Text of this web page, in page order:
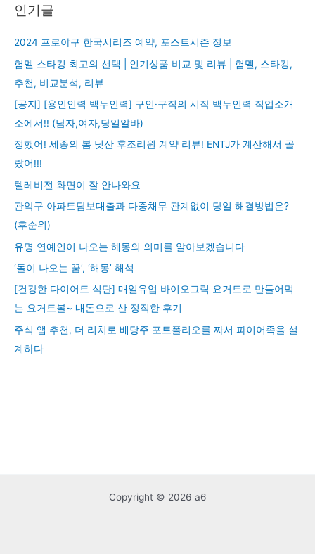
인기글
2024 프로야구 한국시리즈 예약, 포스트시즌 정보
험멜 스타킹 최고의 선택 | 인기상품 비교 및 리뷰 | 험멜, 스타킹,
추천, 비교분석, 리뷰
[공지] [용인인력 백두인력] 구인·구직의 시작 백두인력 직업소개
소에서!! (남자,여자,당일알바)
정했어! 세종의 봄 닛산 후조리원 계약 리뷰! ENTJ가 계산해서 골
랐어!!!
텔레비전 화면이 잘 안나와요
관악구 아파트담보대출과 다중채무 관계없이 당일 해결방법은?
(후순위)
유명 연예인이 나오는 해몽의 의미를 알아보겠습니다
‘돌이 나오는 꿈’, ‘해몽’ 해석
[건강한 다이어트 식단] 매일유업 바이오그릭 요거트로 만들어먹
는 요거트볼~ 내돈으로 산 정직한 후기
주식 앱 추천, 더 리치로 배당주 포트폴리오를 짜서 파이어족을 설
계하다
Copyright © 2026 a6